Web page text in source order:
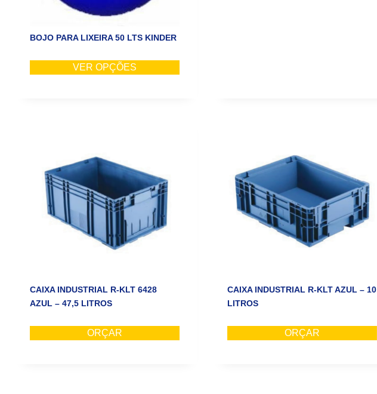
BOJO PARA LIXEIRA 50 LTS KINDER
VER OPÇÕES
CAIXA INDUSTRIAL R-KLT 6428
AZUL – 47,5 LITROS
ORÇAR
CAIXA INDUSTRIAL R-KLT AZUL – 10
LITROS
ORÇAR